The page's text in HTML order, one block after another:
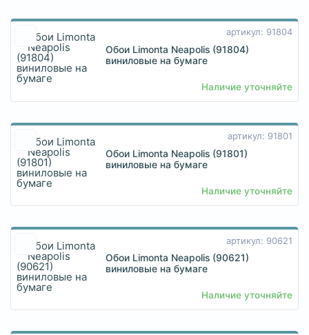
артикул: 91804
Обои Limonta Neapolis (91804)
виниловые на бумаге
Наличие уточняйте
артикул: 91801
Обои Limonta Neapolis (91801)
виниловые на бумаге
Наличие уточняйте
артикул: 90621
Обои Limonta Neapolis (90621)
виниловые на бумаге
Наличие уточняйте